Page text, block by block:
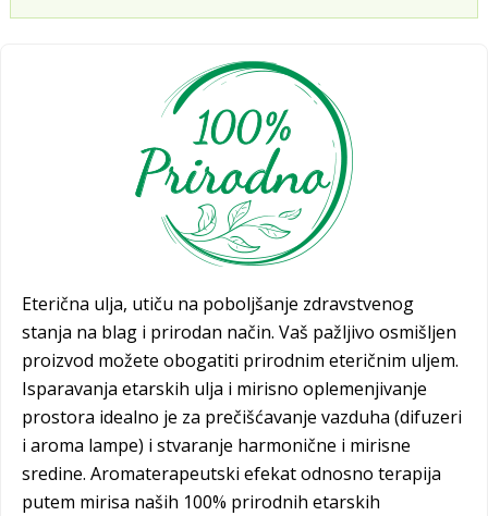
Eterična ulja, utiču na poboljšanje zdravstvenog
stanja na blag i prirodan način. Vaš pažljivo osmišljen
proizvod možete obogatiti prirodnim eteričnim uljem.
Isparavanja etarskih ulja i mirisno oplemenjivanje
prostora idealno je za prečišćavanje vazduha (difuzeri
i aroma lampe) i stvaranje harmonične i mirisne
sredine. Aromaterapeutski efekat odnosno terapija
putem mirisa naših 100% prirodnih etarskih